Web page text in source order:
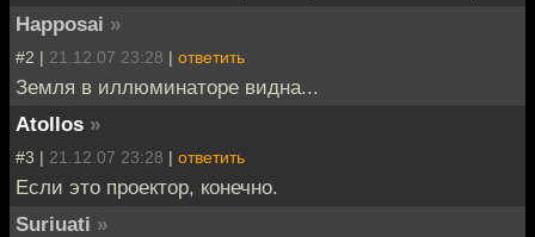
Happosai »
#2 | 21.12.07 23:28 | ответить
Земля в иллюминаторе видна...
Atollos »
#3 | 21.12.07 23:28 | ответить
Если это проектор, конечно.
Suriuati »